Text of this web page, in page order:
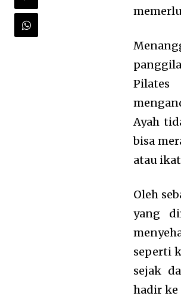
Pilates
Ayah
bisa
atau
Oleh
yang
seperti
sejak
hadir ke